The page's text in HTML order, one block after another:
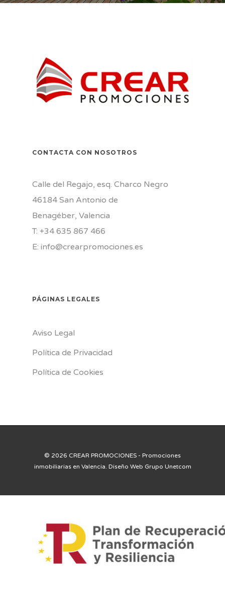
CONTACTA CON NOSOTROS
Calle del Regajo, esq. Charco Negro
46184 San Antonio de
Benagéber, Valencia
T: +34 635 867 466
E: info@crearpromociones.es
PÁGINAS LEGALES
Aviso Legal
Política de Privacidad
Política de Cookies
© 2026 CREAR PROMOCIONES - Promociones
inmobiliarias en Valencia. Diseño Web Grupo Unetcom